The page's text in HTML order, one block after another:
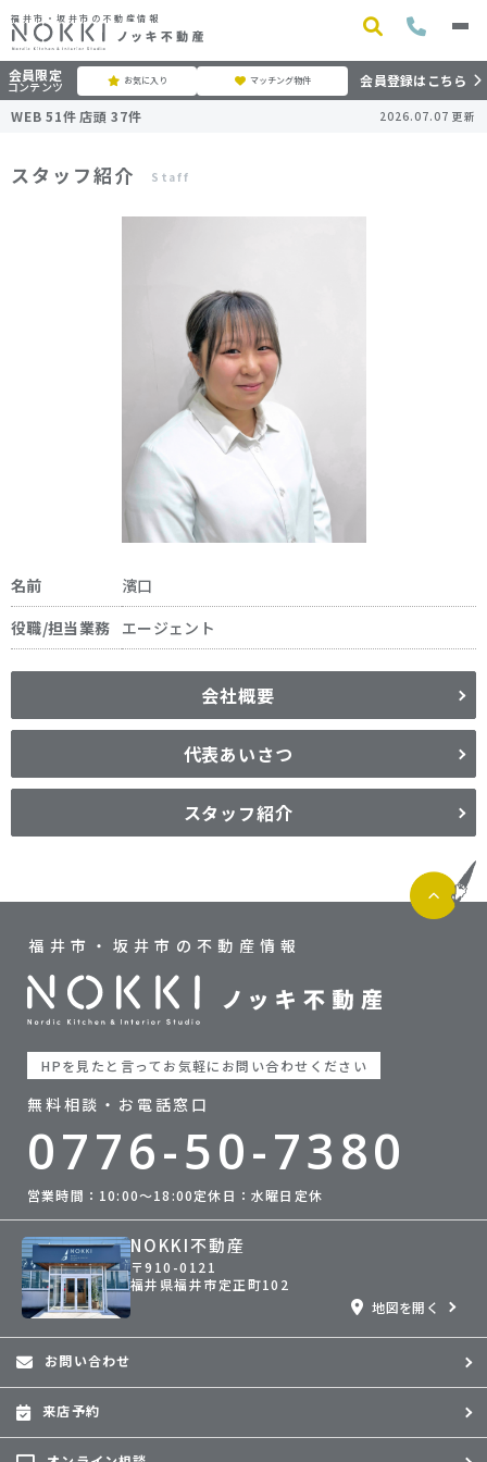
福井市・坂井市の不動産情報
会員限定
コンテンツ お気に入り マッチング物件
会員登録はこちら
WEB 51件 店頭 37件 2026.07.07 更新
スタッフ紹介 Staff
名前
濱口
役職/担当業務 エージェント
会社概要
代表あいさつ
スタッフ紹介
福井市・坂井市の不動産情報
HPを見たと言ってお気軽にお問い合わせください
無料相談・お電話窓口
0776-50-7380
営業時間：10:00〜18:00定休日：水曜日定休
NOKKI不動産
〒910-0121
福井県福井市定正町102
地図を開く
お問い合わせ
来店予約